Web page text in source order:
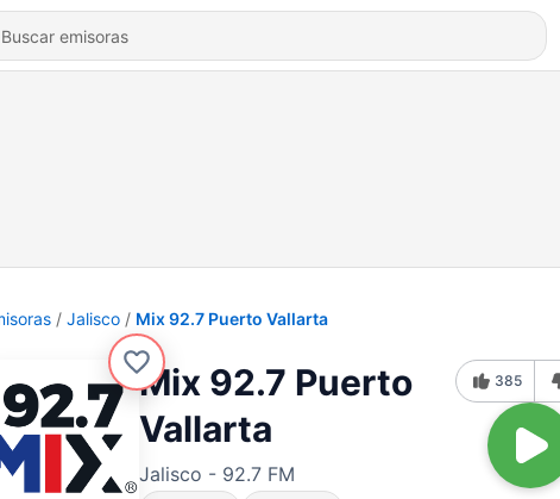
Jalisco Mix 92.7 Puerto Vallarta
Mix 92.7 Puerto
Vallarta
Jalisco - 92.7 FM
385